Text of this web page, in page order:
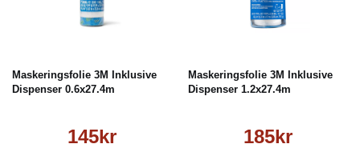
Maskeringsfolie 3M Inklusive
Dispenser 0.6x27.4m
145kr
Maskeringsfolie 3M Inklusive
Dispenser 1.2x27.4m
185kr